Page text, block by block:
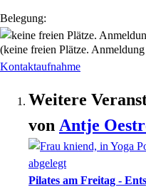
Belegung:
(keine freien Plätze.
Kontaktaufnahme
Weitere
von Antje
Pilates am Freitag -